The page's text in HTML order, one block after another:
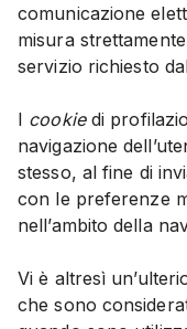
comunicazione
misura
servizio richiesto
I cookiedi
navigazione
stesso, al fine di
con le preferenze
nell’ambito della
Vi è altresì
che sono